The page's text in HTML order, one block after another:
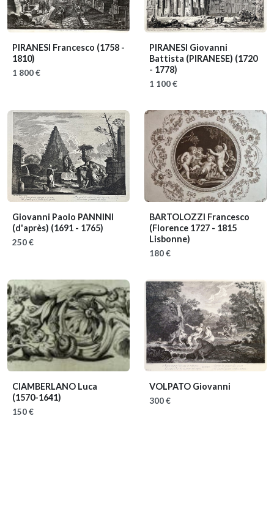
PIRANESI Francesco (1758 -
1810)
1 800 €
PIRANESI Giovanni
Battista (PIRANESE) (1720
- 1778)
1 100 €
Giovanni Paolo PANNINI
(d'après) (1691 - 1765)
250 €
BARTOLOZZI Francesco
(Florence 1727 - 1815
Lisbonne)
180 €
CIAMBERLANO Luca
(1570-1641)
150 €
VOLPATO Giovanni
300 €